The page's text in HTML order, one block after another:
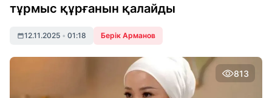
тұрмыс құрғанын қалайды
12.11.2025 • 01:18 Берік Арманов
813